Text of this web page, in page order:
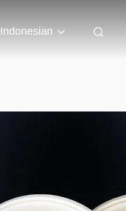
Indonesian